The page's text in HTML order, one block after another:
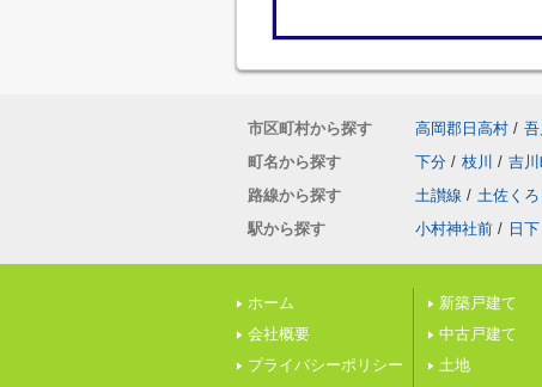
市区町村から探す 高岡郡日高村 /
町名から探す
下分 / 枝川 / 吉
路線から探す
土讃線 / 土佐く
駅から探す
小村神社前 / 日下
ホーム
会社概要
プライバシーポリシー
新築戸建て
中古戸建て
土地